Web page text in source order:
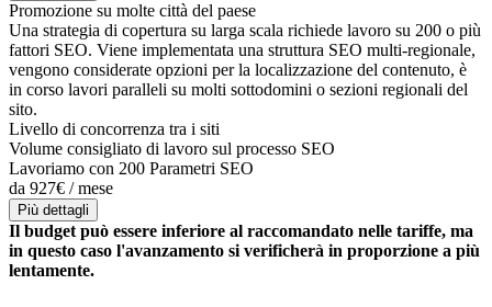
Promozione su molte città del paese
Una strategia di copertura su larga scala richiede lavoro su 200 o più
fattori SEO. Viene implementata una struttura SEO multi-regionale,
vengono considerate opzioni per la localizzazione del contenuto, è
in corso lavori paralleli su molti sottodomini o sezioni regionali del
sito.
Livello di concorrenza tra i siti
Volume consigliato di lavoro sul processo SEO
Lavoriamo con 200 Parametri SEO
da 927€ / mese
Più dettagli
Il budget può essere inferiore al raccomandato nelle tariffe, ma
in questo caso l'avanzamento si verificherà in proporzione a più
lentamente.